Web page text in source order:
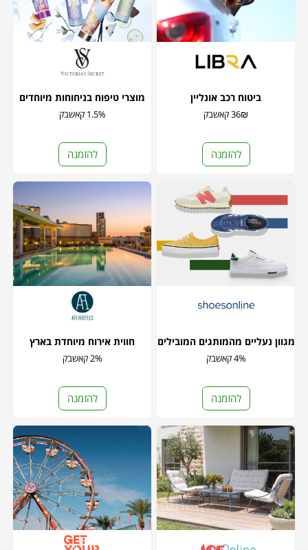
ביטוח רכב אונליין
36₪ קאשבק
להזמנה
מוצרי טיפוח בניחוחות מיוחדים
1.5% קאשבק
להזמנה
מגוון נעליים מהמותגים המובילים
4% קאשבק
להזמנה
חווית אירוח מיוחדת בארץ
2% קאשבק
להזמנה